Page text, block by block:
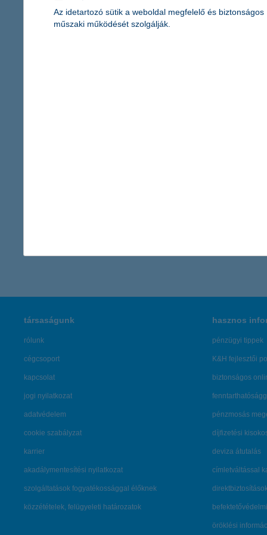
társaságunk
rólunk
cégcsoport
kapcsolat
jogi nyilatkozat
adatvédelem
cookie szabályzat
karrier
akadálymentesítési nyilatkozat
szolgáltatások fogyatékossággal élőknek
közzétételek, felügyeleti határozatok
hasznos
pénzügyi tippek
K&H fejlesztői
biztonságos
pénzmosás
díjfizetési
deviza átutalás
címletváltással
öröklési
Az idetartozó sütik a weboldal megfelelő és biztonságos
műszaki működését szolgálják.